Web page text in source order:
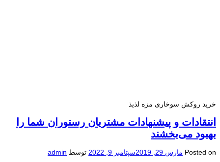
خرید روکش سوخاری مزه لذیذ
انتقادات و پیشنهادات مشتریان رستوران شما را
بهبود می‌بخشند
Posted on مارس 29, 2019 سپتامبر 9, 2022 توسط admin